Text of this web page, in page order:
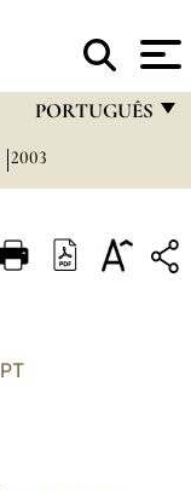
PORTUGUÊS
FRANÇAIS
ITALIANO
2003
PT